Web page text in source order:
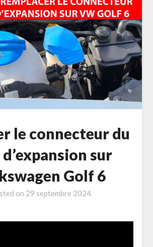
le connecteur du
sur
Golf 6
on 29 septembre 2024